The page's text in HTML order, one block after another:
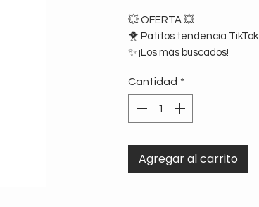
💥 OFERTA 💥
🐥 Patitos tendencia TikTok
✨ ¡Los más buscados!
decoración
🔥 Stock limitado
Cantidad *
Agregar al carrito